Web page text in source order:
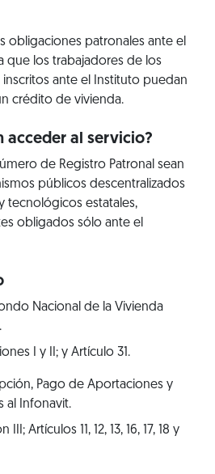
obligaciones patronales ante el
que los trabajadores de los
ante el Instituto puedan
crédito de vivienda.
acceder al servicio?
de Registro Patronal sean
públicos descentralizados
tecnológicos estatales,
obligados sólo ante el
Nacional de la Vivienda
I y II; y Artículo 31.
Pago de Aportaciones y
al Infonavit.
Artículos 11, 12, 13, 16, 17, 18 y